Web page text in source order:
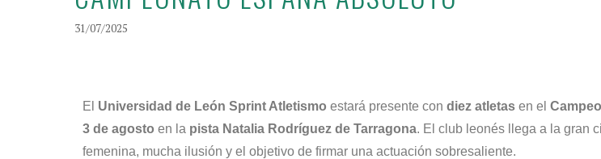
31/07/2025
El Universidad de León Sprint Atletismo estará presente con diez atletas en el
3 de agosto en la pista Natalia Rodríguez de Tarragona. El club leonés llega a la gran
femenina, mucha ilusión y el objetivo de firmar una actuación sobresaliente.